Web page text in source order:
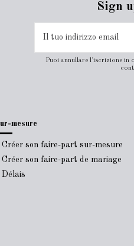
Sign
Puoi annullare l'iscrizione in
mesure
Créer son faire-part sur-mesure
Créer son faire-part de mariage
Délais